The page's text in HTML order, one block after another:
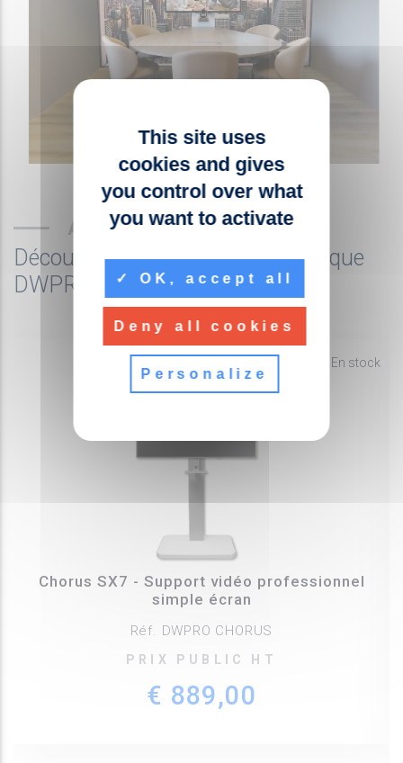
AUTRES PRODUITS
Découvrez les produits de la marque
DWPRO
En stock
Chorus SX7 - Support vidéo professionnel
simple écran
Réf. DWPRO CHORUS
PRIX PUBLIC HT
€ 889,00
This site uses
cookies and gives
you control over what
you want to activate
OK, accept all
Deny all cookies
Personalize